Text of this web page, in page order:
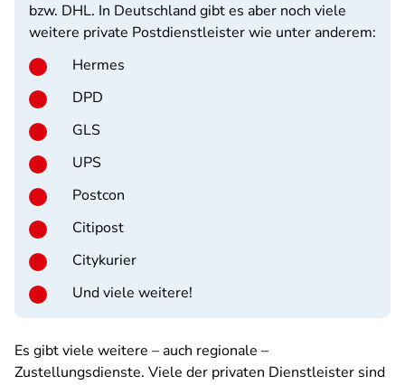
bzw. DHL. In Deutschland gibt es aber noch viele
weitere private Postdienstleister wie unter anderem:
Hermes
DPD
GLS
UPS
Postcon
Citipost
Citykurier
Und viele weitere!
Es gibt viele weitere – auch regionale –
Zustellungsdienste. Viele der privaten Dienstleister sind